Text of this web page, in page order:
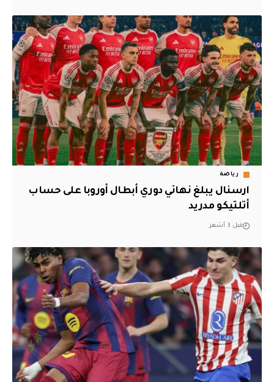
رياضة
ارسنال يبلغ نهائي دوري أبطال أوروبا على حساب
أتلتيكو مدريد
قبل 3 أشهر